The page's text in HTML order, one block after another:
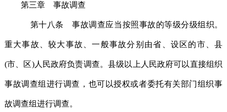
第三章 事故调查
第十八条 事故调查应当按照事故的等级分级组织。
重大事故、较大事故、一般事故分别由省、设区的市、县
(市、区)人民政府负责调查。县级以上人民政府可以直接组织
事故调查组进行调查，也可以授权或者委托有关部门组织事
故调查组进行调查。